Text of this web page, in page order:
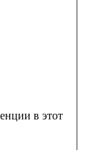
в этот